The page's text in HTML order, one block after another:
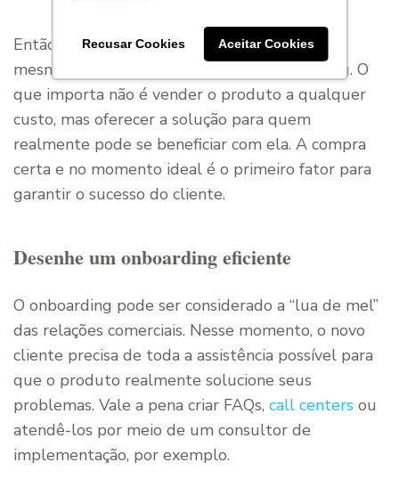
Recusar Cookies Aceitar Cookies
Então, é essencial mudar a mentalidade até
mesmo dos setores de vendas e de marketing. O
que importa não é vender o produto a qualquer
custo, mas oferecer a solução para quem
realmente pode se beneficiar com ela. A compra
certa e no momento ideal é o primeiro fator para
garantir o sucesso do cliente.
Desenhe um onboarding eficiente
O onboarding pode ser considerado a “lua de mel”
das relações comerciais. Nesse momento, o novo
cliente precisa de toda a assistência possível para
que o produto realmente solucione seus
problemas. Vale a pena criar FAQs, call centers ou
atendê-los por meio de um consultor de
implementação, por exemplo.